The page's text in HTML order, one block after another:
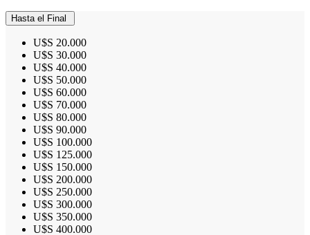
Hasta el Final
U$S 20.000
U$S 30.000
U$S 40.000
U$S 50.000
U$S 60.000
U$S 70.000
U$S 80.000
U$S 90.000
U$S 100.000
U$S 125.000
U$S 150.000
U$S 200.000
U$S 250.000
U$S 300.000
U$S 350.000
U$S 400.000